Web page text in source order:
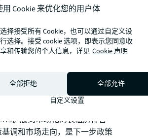
域中，资产和运营分工明确又
有齐头并进才能推动整个市场
。
长租房蓝海广阔，未来可
监会副主席李超表示，要进一
试点范围，研究推动试点范围
的长租房等领域。仲量联行认
扩展到市场化的长租房符合
调和市场走向，是下一步政策
用 Cookie 来优化您的用户体
择接受所有 Cookie，也可以通过自定义设
选择。接受 cookie 选项，即表示您同意收
和传输您的个人信息，详见 Cookie 声明
全部拒绝
全部允许
自定义设置